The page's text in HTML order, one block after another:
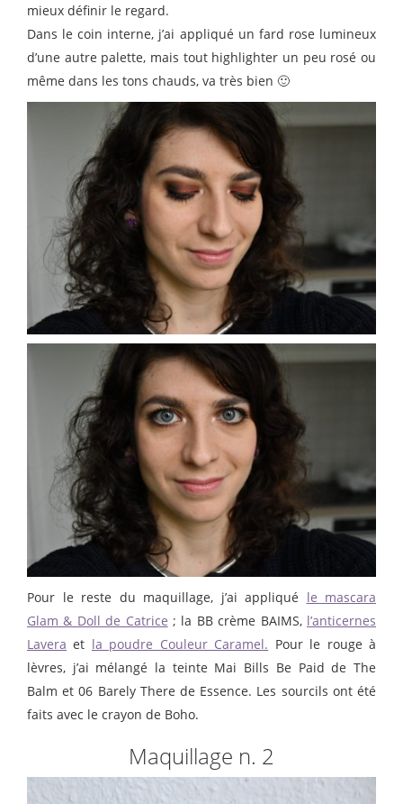
mieux définir le regard.
Dans le coin interne, j’ai appliqué un fard rose lumineux
d’une autre palette, mais tout highlighter un peu rosé ou
même dans les tons chauds, va très bien 🙂
Pour le reste du maquillage, j’ai appliqué le mascara
Glam & Doll de Catrice ; la BB crème BAIMS, l’anticernes
Lavera et la poudre Couleur Caramel. Pour le rouge à
lèvres, j’ai mélangé la teinte Mai Bills Be Paid de The
Balm et 06 Barely There de Essence. Les sourcils ont été
faits avec le crayon de Boho.
Maquillage n. 2